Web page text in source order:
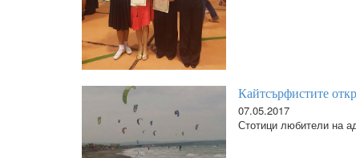
Кайтсърфистите
07.05.2017
Стотици любители на